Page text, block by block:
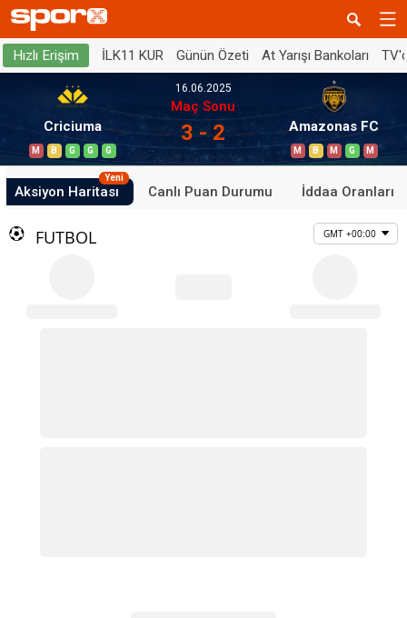
Hızlı Erişim İLK11 KUR Günün Özeti At Yarışı Bankoları
Criciuma
M B G G G
16.06.2025
Maç Sonu
3 - 2 Amazonas FC
M B M G M
Aksiyon Haritası
Yeni
Canlı Puan Durumu İddaa Oranları
FUTBOL GMT +00:00